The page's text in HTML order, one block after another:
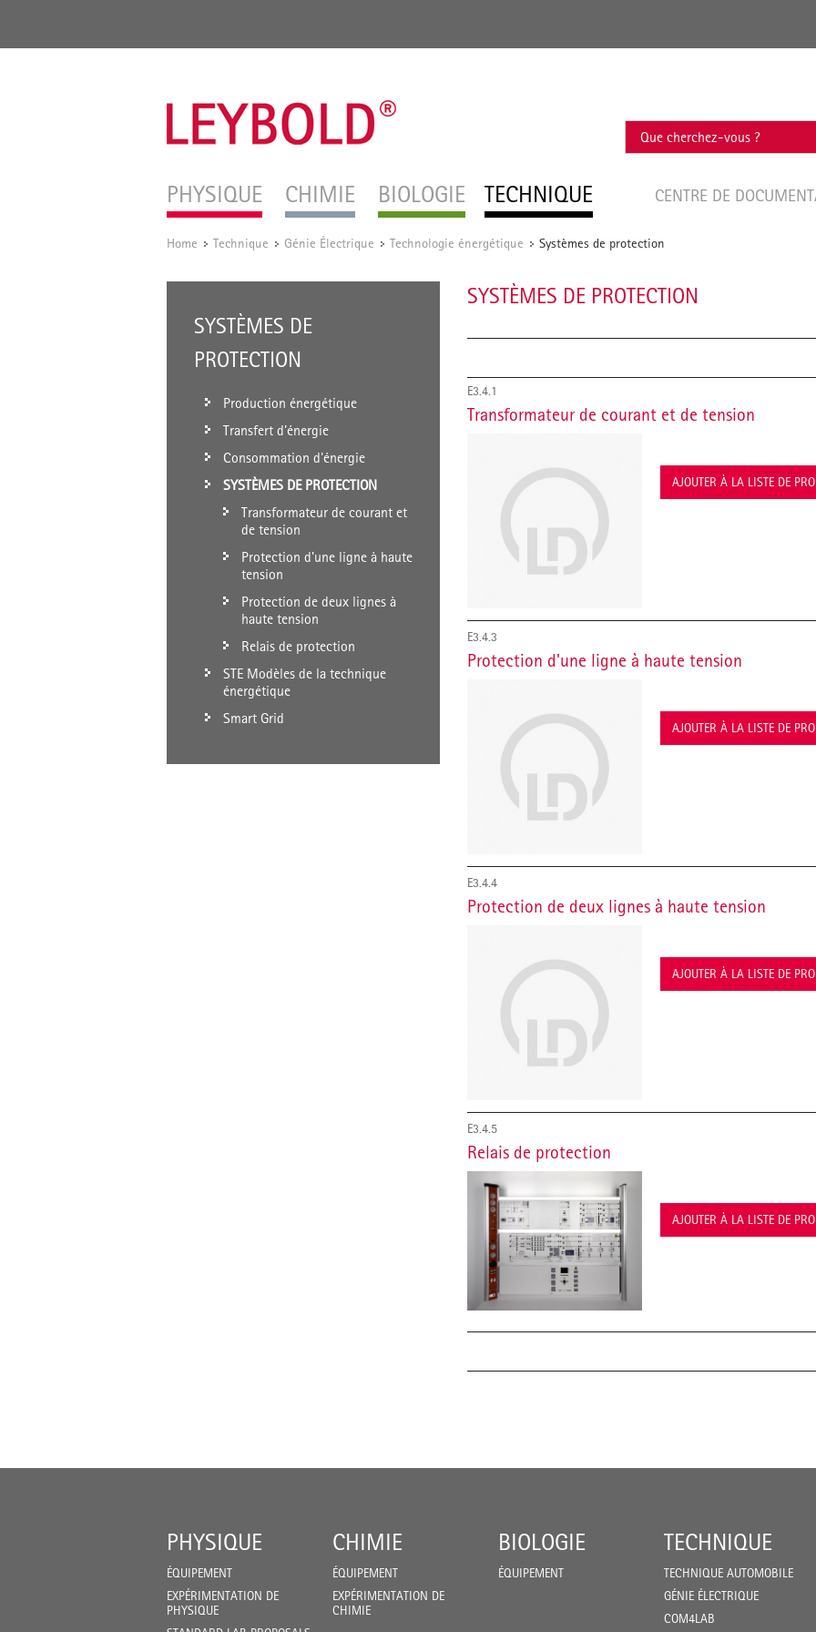
PHYSIQUE CHIMIE BIOLOGIE TECHNIQUE CENTRE DE
Home / Technique / Génie Électrique / Technologie énergétique / Systèmes de protection
SYSTÈMES DE PROTECTION
E3.4.1
Transformateur de courant et de tension
AJOUTER À LA LISTE DE
E3.4.3
Protection d'une ligne à haute tension
AJOUTER À LA LISTE DE
E3.4.4
Protection de deux lignes à haute tension
AJOUTER À LA LISTE DE
E3.4.5
Relais de protection
AJOUTER À LA LISTE DE
SYSTÈMES DE
PROTECTION
Production énergétique
Transfert d'énergie
Consommation d'énergie
SYSTÈMES DE PROTECTION
Transformateur de courant et
de tension
Protection d'une ligne à haute
tension
Protection de deux lignes à
haute tension
Relais de protection
STE Modèles de la technique
énergétique
Smart Grid
PHYSIQUE
ÉQUIPEMENT
EXPÉRIMENTATION DE
PHYSIQUE
CHIMIE
ÉQUIPEMENT
EXPÉRIMENTATION DE
CHIMIE
BIOLOGIE
ÉQUIPEMENT
TECHNIQUE
TECHNIQUE AUTOMOBILE
GÉNIE ÉLECTRIQUE
COM4LAB